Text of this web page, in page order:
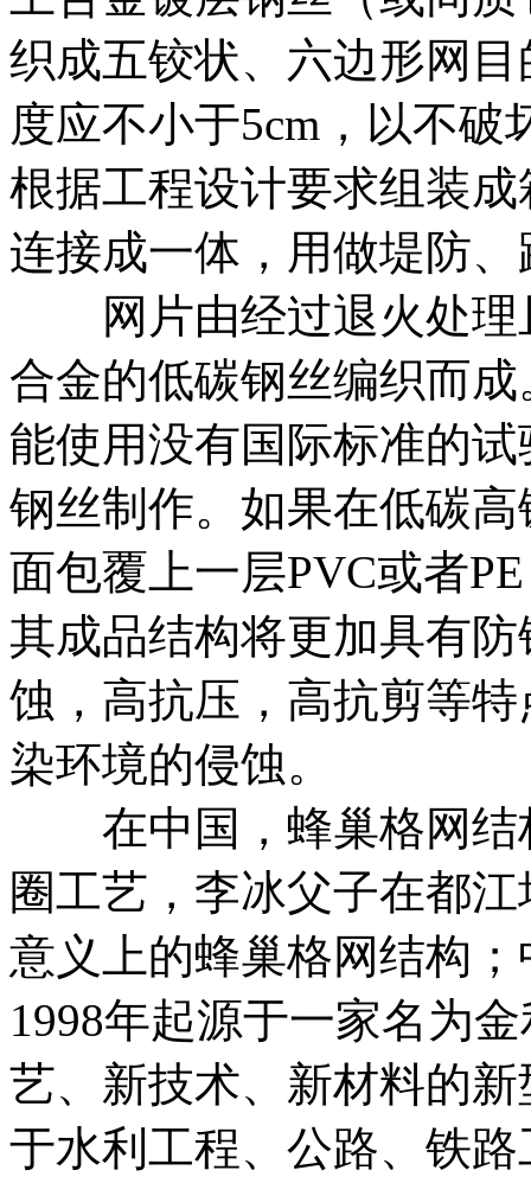
织成五铰状、六边形网
度应不小于5cm，以不
根据工程设计要求组装
连接成一体，用做堤防
网片由经过退火处理
合金的低碳钢丝编织而
能使用没有国际标准的
钢丝制作。如果在低碳
面包覆上一层PVC或者
其成品结构将更加具有
蚀，高抗压，高抗剪等
染环境的侵蚀。
在中国，蜂巢格网结
圈工艺，李冰父子在都
意义上的蜂巢格网结构
1998年起源于一家名为
艺、新技术、新材料的
于水利工程、公路、铁